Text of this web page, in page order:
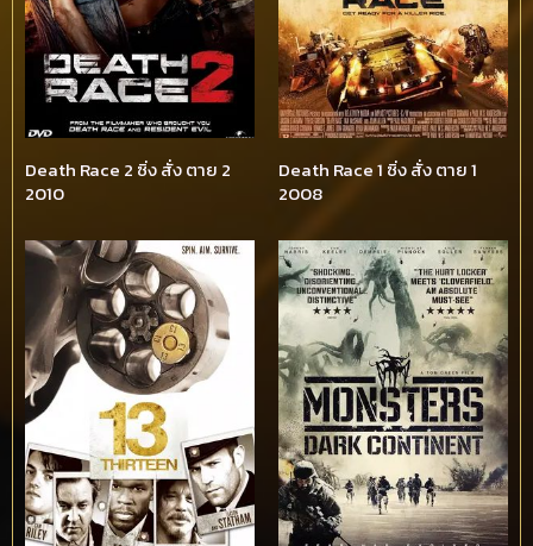
Death Race 2 ซิ่ง สั่ง ตาย 2
2010
Death Race 1 ซิ่ง สั่ง ตาย 1
2008